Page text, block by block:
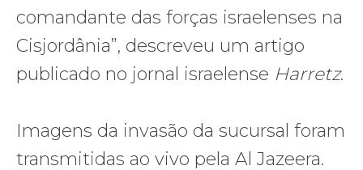
comandante das forças israelenses na
Cisjordânia”, descreveu um artigo
publicado no jornal israelense Harretz.
Imagens da invasão da sucursal foram
transmitidas ao vivo pela Al Jazeera.